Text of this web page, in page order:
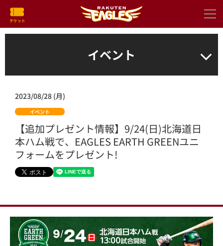
イベント
2023/08/28 (月)
イベント
【追加プレゼント情報】9/24(日)北海道日
本ハム戦で、EAGLES EARTH GREENユニ
フォームをプレゼント!